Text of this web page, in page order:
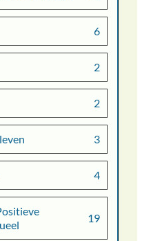
6
2
2
3
4
19